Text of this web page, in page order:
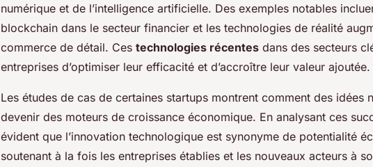
numérique et de l’intelligence artificielle. Des exemples notables
blockchain dans le secteur financier et les technologies de réalité
commerce de détail. Ces technologies récentes dans des secteurs
entreprises d’optimiser leur efficacité et d’accroître leur valeur ajoutée.
Les études de cas de certaines startups montrent comment des idées
devenir des moteurs de croissance économique. En analysant ces
évident que l’innovation technologique est synonyme de potentialité
soutenant à la fois les entreprises établies et les nouveaux acteurs à